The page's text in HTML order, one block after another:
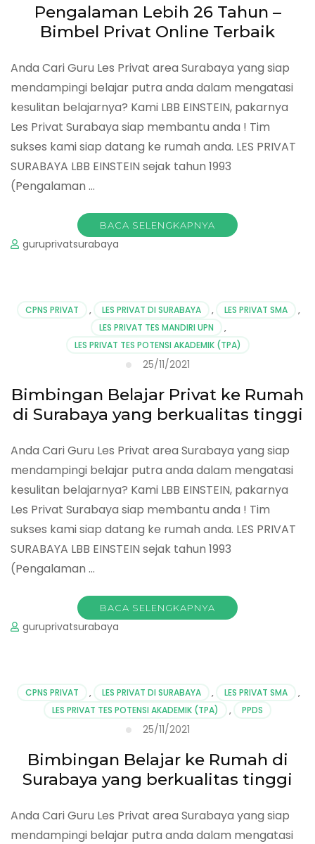
Pengalaman Lebih 26 Tahun –
Bimbel Privat Online Terbaik
Anda Cari Guru Les Privat area Surabaya yang siap
mendampingi belajar putra anda dalam mengatasi
kesulitan belajarnya? Kami LBB EINSTEIN, pakarnya
Les Privat Surabaya siap membantu anda ! Tim
sukses kami siap datang ke rumah anda. LES PRIVAT
SURABAYA LBB EINSTEIN sejak tahun 1993
(Pengalaman …
BACA SELENGKAPNYA
guruprivatsurabaya
CPNS PRIVAT , LES PRIVAT DI SURABAYA , LES PRIVAT SMA
,
LES PRIVAT TES MANDIRI UPN
,
LES PRIVAT TES POTENSI AKADEMIK (TPA)
25/11/2021
Bimbingan Belajar Privat ke Rumah
di Surabaya yang berkualitas tinggi
Anda Cari Guru Les Privat area Surabaya yang siap
mendampingi belajar putra anda dalam mengatasi
kesulitan belajarnya? Kami LBB EINSTEIN, pakarnya
Les Privat Surabaya siap membantu anda ! Tim
sukses kami siap datang ke rumah anda. LES PRIVAT
SURABAYA LBB EINSTEIN sejak tahun 1993
(Pengalaman …
BACA SELENGKAPNYA
guruprivatsurabaya
CPNS PRIVAT , LES PRIVAT DI SURABAYA , LES PRIVAT SMA
,
LES PRIVAT TES POTENSI AKADEMIK (TPA)
, PPDS
25/11/2021
Bimbingan Belajar ke Rumah di
Surabaya yang berkualitas tinggi
Anda Cari Guru Les Privat area Surabaya yang siap
mendampingi belajar putra anda dalam mengatasi